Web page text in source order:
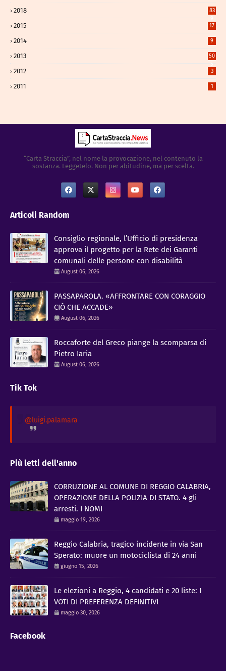
2018
83
9
2015 17
2014 9
2013
50
5
2012 3
2011 1
“Carta Straccia”, nel nome la provocazione, nel contenuto la
sostanza. Leggetelo. Non per abitudine, ma per scelta.
Articoli Random
Consiglio regionale, l’Ufficio di presidenza
approva il progetto per la Rete dei Garanti
comunali delle persone con disabilità
August 06, 2026
PASSAPAROLA. «AFFRONTARE CON CORAGGIO
CIÒ CHE ACCADE»
August 06, 2026
Roccaforte del Greco piange la scomparsa di
Pietro Iaria
August 06, 2026
Tik Tok
@luigi.palamara
Più letti dell'anno
CORRUZIONE AL COMUNE DI REGGIO CALABRIA,
OPERAZIONE DELLA POLIZIA DI STATO. 4 gli
arresti. I NOMI
maggio 19, 2026
Reggio Calabria, tragico incidente in via San
Sperato: muore un motociclista di 24 anni
giugno 15, 2026
Le elezioni a Reggio, 4 candidati e 20 liste: I
VOTI DI PREFERENZA DEFINITIVI
maggio 30, 2026
Facebook